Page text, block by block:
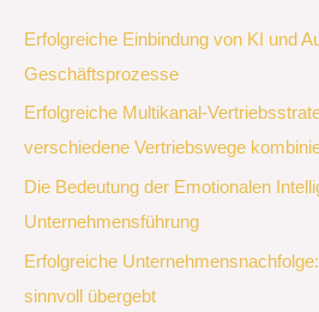
Erfolgreiche Einbindung von KI und
Geschäftsprozesse
Erfolgreiche Multikanal-
verschiedene Vertriebswege
Die Bedeutung der Emotionalen
Unternehmensführung
Erfolgreiche
sinnvoll übergebt